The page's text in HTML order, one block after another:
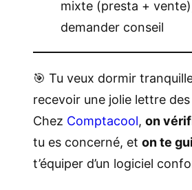
mixte (presta +
demander conseil
🎯 Tu veux dormir
recevoir une jolie lettre
Chez Comptacool, on
tu es concerné, et on te
t’équiper d’un logiciel